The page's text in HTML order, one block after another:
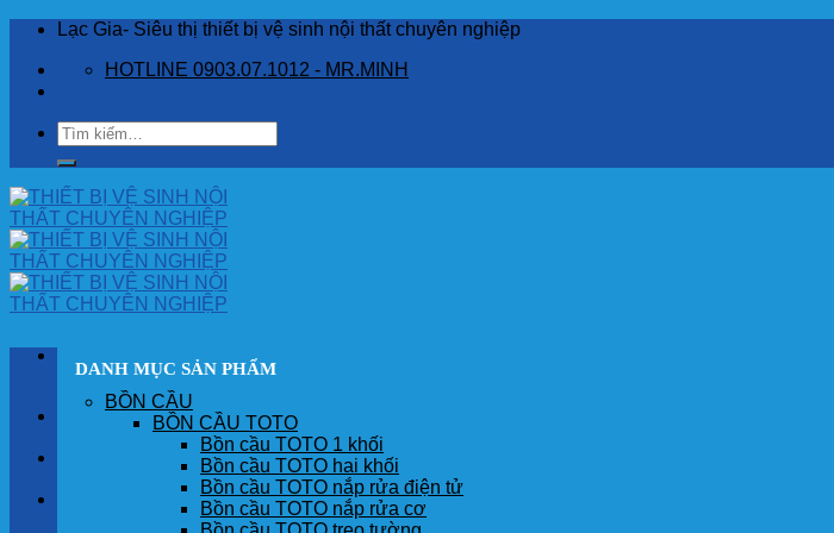
Skip
content
Lạc Gia- Siêu thị thiết bị vệ sinh nội thất chuyên nghiệp
HOTLINE 0903.07.1012 - MR.MINH
Tìm
kiếm:
TRANG CHỦ
DANH MỤC SẢN PHẨM
BỒN CẦU
BỒN CẦU TOTO
Bồn cầu TOTO 1 khối
Bồn cầu TOTO hai khối
Bồn cầu TOTO nắp rửa điện tử
Bồn cầu TOTO nắp rửa cơ